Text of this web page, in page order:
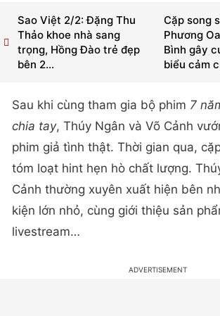
Cặp song
Phương
Bình gây
biểu cảm
Sao Việt 2/2: Đặng Thu
Thảo khoe nhà sang
trọng, Hồng Đào trẻ đẹp
bên 2...
Sau khi cùng tham gia bộ phim 7
chia tay, Thúy Ngân và Võ Cảnh
phim giả tình thật. Thời gian qua,
tóm loạt hint hẹn hò chất lượng.
Cảnh thường xuyên xuất hiện bên
kiện lớn nhỏ, cùng giới thiệu sản
livestream…